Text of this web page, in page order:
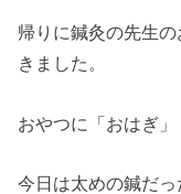
帰りに鍼灸の先生
きました。
おやつに「おはぎ」
今日は太めの鍼だ